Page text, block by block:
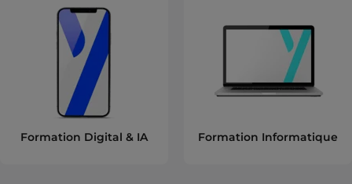
Formation Digital & IA Formation Informatique